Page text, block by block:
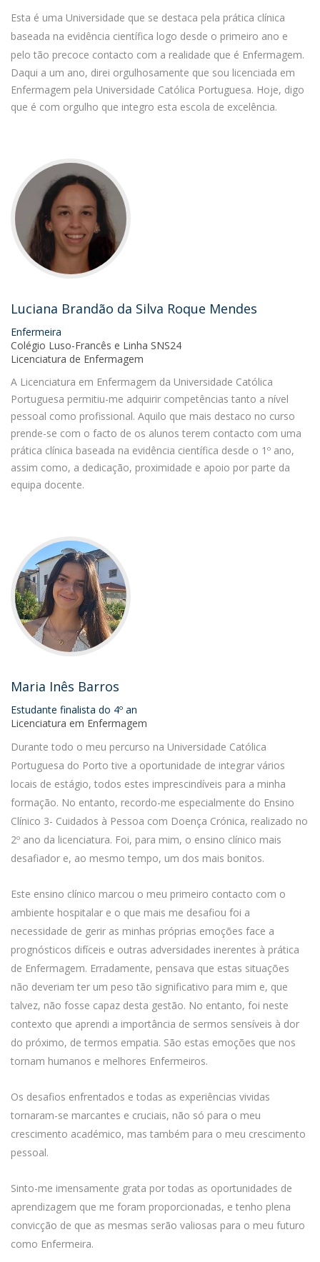
Esta é uma Universidade que se destaca pela prática clínica
baseada na evidência científica logo desde o primeiro ano e
pelo tão precoce contacto com a realidade que é Enfermagem.
Daqui a um ano, direi orgulhosamente que sou licenciada em
Enfermagem pela Universidade Católica Portuguesa. Hoje, digo
que é com orgulho que integro esta escola de excelência.
Luciana Brandão da Silva Roque Mendes
Enfermeira
Colégio Luso-Francês e Linha SNS24
Licenciatura de Enfermagem
A Licenciatura em Enfermagem da Universidade Católica
Portuguesa permitiu-me adquirir competências tanto a nível
pessoal como profissional. Aquilo que mais destaco no curso
prende-se com o facto de os alunos terem contacto com uma
prática clínica baseada na evidência científica desde o 1º ano,
assim como, a dedicação, proximidade e apoio por parte da
equipa docente.
Maria Inês Barros
Estudante finalista do 4º an
Licenciatura em Enfermagem
Durante todo o meu percurso na Universidade Católica
Portuguesa do Porto tive a oportunidade de integrar vários
locais de estágio, todos estes imprescindíveis para a minha
formação. No entanto, recordo-me especialmente do Ensino
Clínico 3- Cuidados à Pessoa com Doença Crónica, realizado no
2º ano da licenciatura. Foi, para mim, o ensino clínico mais
desafiador e, ao mesmo tempo, um dos mais bonitos.
Este ensino clínico marcou o meu primeiro contacto com o
ambiente hospitalar e o que mais me desafiou foi a
necessidade de gerir as minhas próprias emoções face a
prognósticos difíceis e outras adversidades inerentes à prática
de Enfermagem. Erradamente, pensava que estas situações
não deveriam ter um peso tão significativo para mim e, que
talvez, não fosse capaz desta gestão. No entanto, foi neste
contexto que aprendi a importância de sermos sensíveis à dor
do próximo, de termos empatia. São estas emoções que nos
tornam humanos e melhores Enfermeiros.
Os desafios enfrentados e todas as experiências vividas
tornaram-se marcantes e cruciais, não só para o meu
crescimento académico, mas também para o meu crescimento
pessoal.
Sinto-me imensamente grata por todas as oportunidades de
aprendizagem que me foram proporcionadas, e tenho plena
convicção de que as mesmas serão valiosas para o meu futuro
como Enfermeira.